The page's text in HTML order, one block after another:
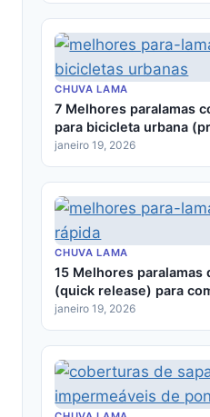
CHUVA LAMA
7 Melhores paralamas
para bicicleta urbana
janeiro 19, 2026
CHUVA LAMA
15 Melhores paralamas
(quick release) para
janeiro 19, 2026